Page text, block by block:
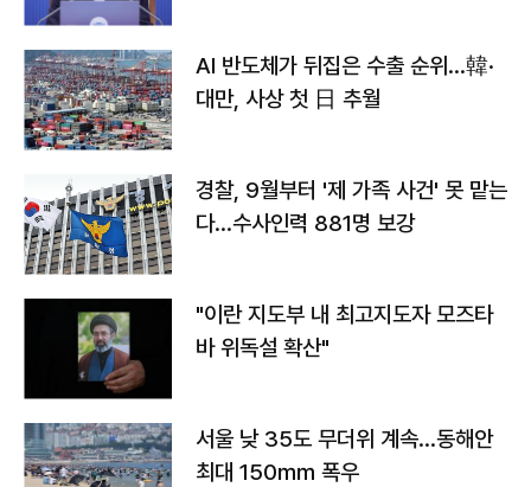
AI 반도체가 뒤집은 수출 순위…韓·
대만, 사상 첫 日 추월
경찰, 9월부터 '제 가족 사건' 못 맡는
다…수사인력 881명 보강
"이란 지도부 내 최고지도자 모즈타
바 위독설 확산"
서울 낮 35도 무더위 계속…동해안
최대 150㎜ 폭우